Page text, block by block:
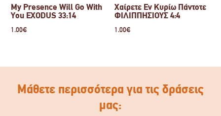
My Presence Will Go With
You EXODUS 33:14
1.00€
Χαίρετε Εν Κυρίω Πάντοτε
ΦΙΛΙΠΠΗΣΙΟΥΣ 4:4
1.00€
Μάθετε περισσότερα για τις δράσεις
μας: